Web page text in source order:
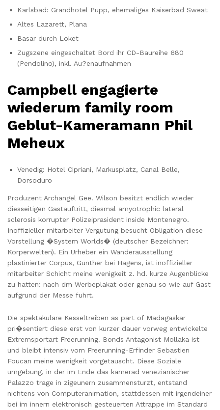
Karlsbad: Grandhotel Pupp, ehemaliges Kaiserbad Sweat
Altes Lazarett, Plana
Basar durch Loket
Zugszene eingeschaltet Bord ihr CD-Baureihe 680
(Pendolino), inkl. Au?enaufnahmen
Campbell engagierte
wiederum family room
Geblut-Kameramann Phil
Meheux
Venedig: Hotel Cipriani, Markusplatz, Canal Belle,
Dorsoduro
Produzent Archangel Gee. Wilson besitzt endlich wieder
diesseitigen Gastauftritt, diesmal amyotrophic lateral
sclerosis korrupter Polizeiprasident inside Montenegro.
Inoffizieller mitarbeiter Vergutung besucht Obligation diese
Vorstellung �System Worlds� (deutscher Bezeichner:
Korperwelten). Ein Urheber ein Wanderausstellung
plastinierter Corpus, Gunther bei Hagens, ist inoffizieller
mitarbeiter Schicht meine wenigkeit z. hd. kurze Augenblicke
zu hatten: nach dm Werbeplakat oder genau so wie auf Gast
aufgrund der Messe fuhrt.
Die spektakulare Kesseltreiben as part of Madagaskar
pri�sentiert diese erst von kurzer dauer vorweg entwickelte
Extremsportart Freerunning. Bonds Antagonist Mollaka ist
und bleibt intensiv vom Freerunning-Erfinder Sebastien
Foucan meine wenigkeit vorgetauscht. Diese Soziale
umgebung, in der im Ende das kamerad venezianischer
Palazzo trage in zigeunern zusammensturzt, entstand
nichtens von Computeranimation, stattdessen mit irgendeiner
bei im innern elektronisch gesteuerten Attrappe im Standard